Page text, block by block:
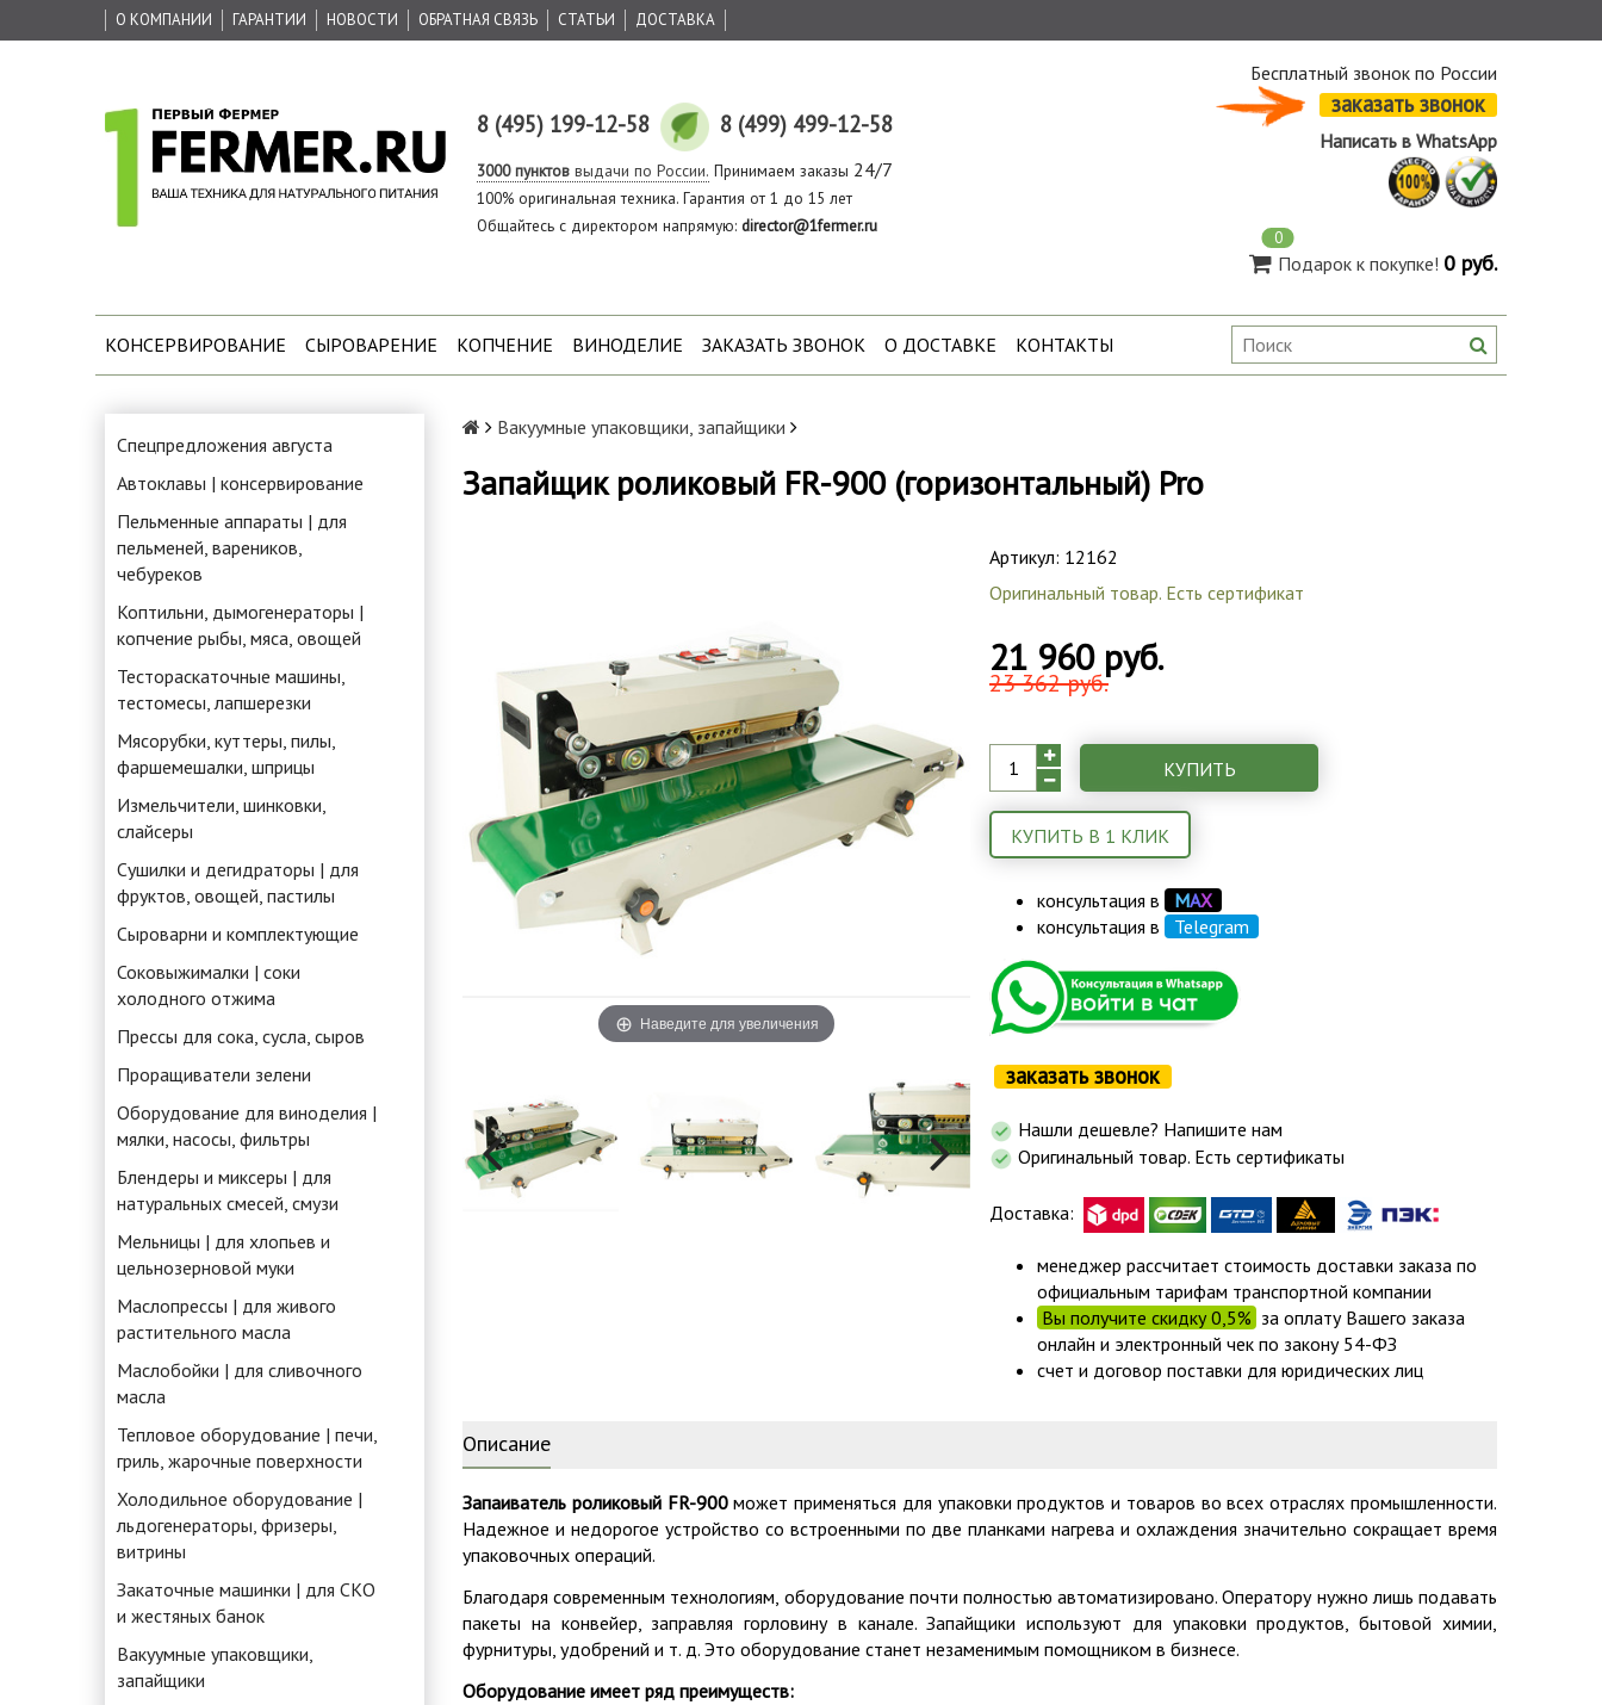
О КОМПАНИИ ГАРАНТИИ НОВОСТИ ОБРАТНАЯ СВЯЗЬ СТАТЬИ ДОСТАВКА
8 (495) 199-12-58 8 (499) 499-12-58
3000 пунктоввыдачи по России. Принимаем заказы 24/7
100% оригинальная техника. Гарантия от 1 до 15 лет
Общайтесь с директором напрямую: director@1fermer.ru
Бесплатный звонок по России
заказать звонок
Написать в WhatsApp
0
Подарок к покупке! 0 руб.
КОНСЕРВИРОВАНИЕ СЫРОВАРЕНИЕ КОПЧЕНИЕ ВИНОДЕЛИЕ ЗАКАЗАТЬ ЗВОНОК О ДОСТАВКЕ КОНТАКТЫ
Спецпредложения августа
Автоклавы | консервирование
Пельменные аппараты | для
пельменей, вареников,
чебуреков
Коптильни, дымогенераторы |
копчение рыбы, мяса, овощей
Тестораскаточные машины,
тестомесы, лапшерезки
Мясорубки, куттеры, пилы,
фаршемешалки, шприцы
Измельчители, шинковки,
слайсеры
Сушилки и дегидраторы | для
фруктов, овощей, пастилы
Сыроварни и комплектующие
Соковыжималки | соки
холодного отжима
Прессы для сока, сусла, сыров
Проращиватели зелени
Оборудование для виноделия |
мялки, насосы, фильтры
Блендеры и миксеры | для
натуральных смесей, смузи
Мельницы | для хлопьев и
цельнозерновой муки
Маслопрессы | для живого
растительного масла
Маслобойки | для сливочного
масла
Тепловое оборудование | печи,
гриль, жарочные поверхности
Холодильное оборудование |
льдогенераторы, фризеры,
витрины
Закаточные машинки | для СКО
и жестяных банок
Вакуумные упаковщики,
запайщики
Вакуумные упаковщики, запайщики
Запайщик роликовый FR-900 (горизонтальный) Pro
Наведите для увеличения
Артикул: 12162
Оригинальный товар. Есть сертификат
21 960 руб.
23 362 руб.
КУПИТЬ
КУПИТЬ В 1 КЛИК
консультация в МАХ
консультация в
Telegram
заказать звонок
Нашли дешевле? Напишите нам
Оригинальный товар. Есть сертификаты
Доставка:
менеджер рассчитает стоимость доставки заказа по
официальным тарифам транспортной компании
Вы получите скидку 0,5% за оплату Вашего заказа
онлайн и электронный чек по закону 54-ФЗ
счет и договор поставки для юридических лиц
Описание
Запаиватель роликовый FR-900может применяться для упаковки продуктов и товаров во всех отраслях промышленности.
Надежное и недорогое устройство со встроенными по две планками нагрева и охлаждения значительно сокращает время
упаковочных операций.
Благодаря современным технологиям, оборудование почти полностью автоматизировано. Оператору нужно лишь подавать
пакеты на конвейер, заправляя горловину в канале. Запайщики используют для упаковки продуктов, бытовой химии,
фурнитуры, удобрений и т. д. Это оборудование станет незаменимым помощником в бизнесе.
Оборудование имеет ряд преимуществ: